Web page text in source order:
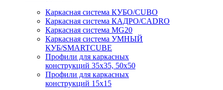
Каркасная система КУБО/CUBO
Каркасная система КАДРО/CADRO
Каркасная система MG20
Каркасная система УМНЫЙ
КУБ/SMARTCUBE
Профили для каркасных
конструкций 35x35, 50x50
Профили для каркасных
конструкций 15х15